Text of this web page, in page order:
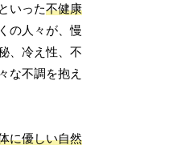
いった不健康
の人々が、慢
、冷え性、不
な不調を抱え
に優しい自然